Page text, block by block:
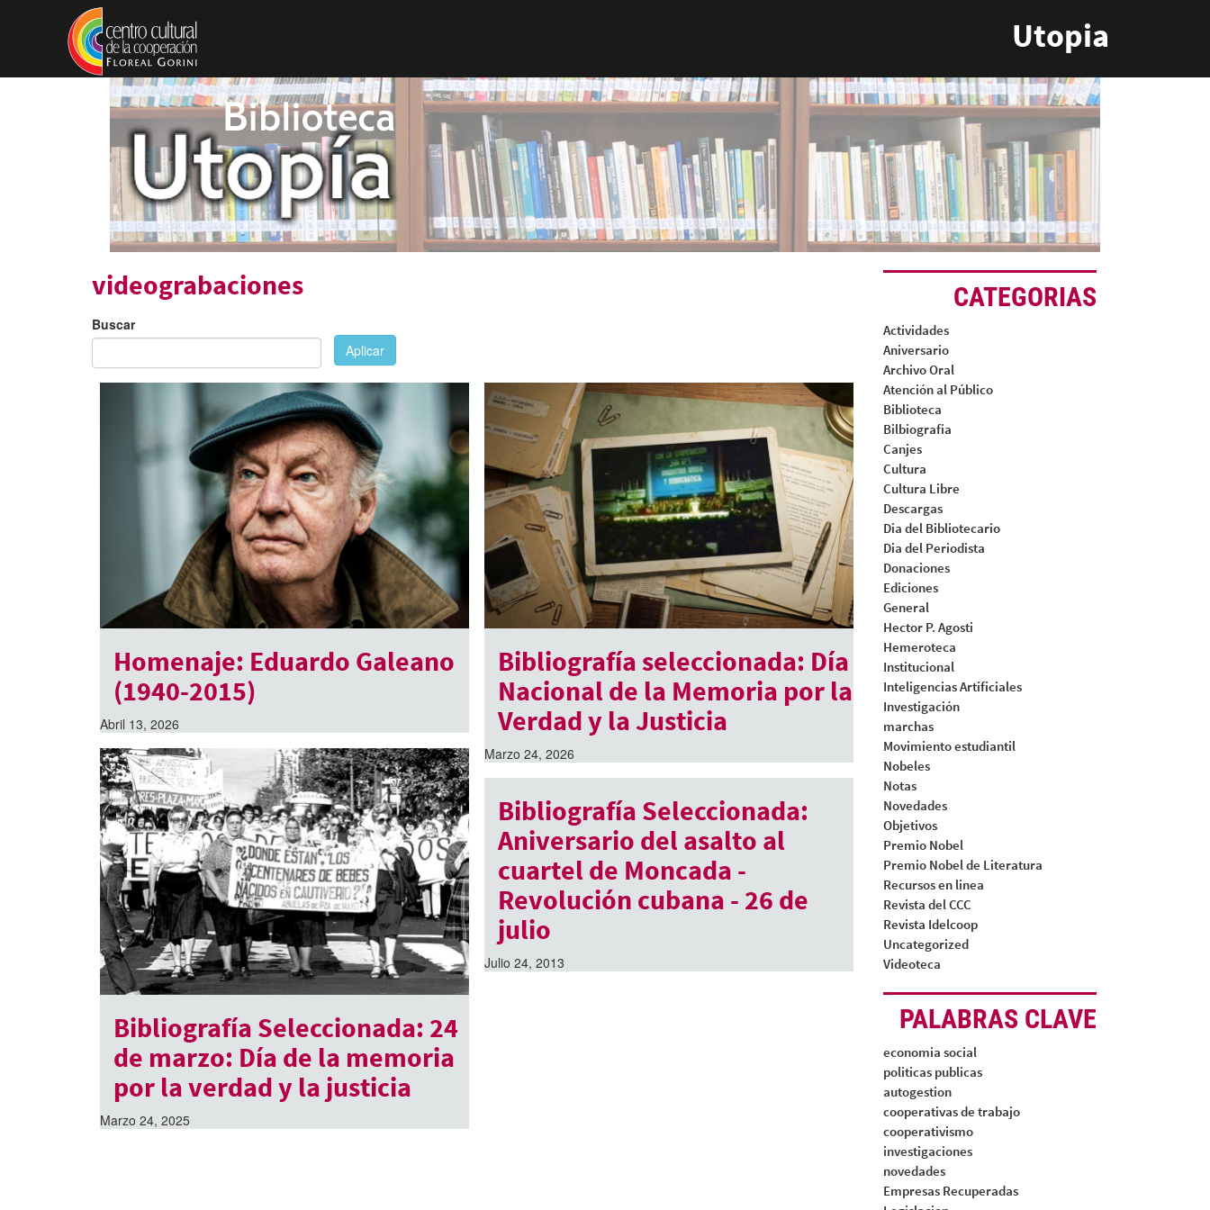
Pasar al contenido principal
Utopia
videograbaciones
Buscar
Aplicar
Homenaje: Eduardo Galeano
(1940-2015)
Abril 13, 2026
Bibliografía seleccionada: Día
Nacional de la Memoria por la
Verdad y la Justicia
Marzo 24, 2026
Bibliografía Seleccionada: 24
de marzo: Día de la memoria
por la verdad y la justicia
Marzo 24, 2025
Bibliografía Seleccionada:
Aniversario del asalto al
cuartel de Moncada -
Revolución cubana - 26 de
julio
Julio 24, 2013
CATEGORIAS
Actividades
Aniversario
Archivo Oral
Atención al Público
Biblioteca
Bilbiografia
Canjes
Cultura
Cultura Libre
Descargas
Dia del Bibliotecario
Dia del Periodista
Donaciones
Ediciones
General
Hector P. Agosti
Hemeroteca
Institucional
Inteligencias Artificiales
Investigación
marchas
Movimiento estudiantil
Nobeles
Notas
Novedades
Objetivos
Premio Nobel
Premio Nobel de Literatura
Recursos en linea
Revista del CCC
Revista Idelcoop
Uncategorized
Videoteca
PALABRAS CLAVE
economia social
politicas publicas
autogestion
cooperativas de trabajo
cooperativismo
investigaciones
novedades
Empresas Recuperadas